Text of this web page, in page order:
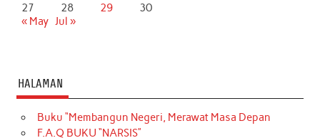
27
28 29
30
« May Jul »
HALAMAN
Buku “Membangun Negeri, Merawat Masa Depan
F.A.Q BUKU “NARSIS”